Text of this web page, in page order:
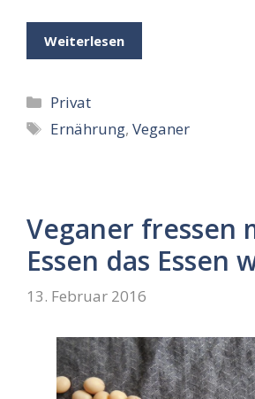
Weiterlesen
Kategorien
Privat
Schlagwörter
Ernährung,Veganer
Veganer fressen
Essen das Essen
13. Februar 2016